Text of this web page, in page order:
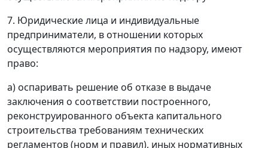
7. Юридические лица и индивидуальные
предприниматели, в отношении которых
осуществляются мероприятия по надзору, имеют
право:
а) оспаривать решение об отказе в выдаче
заключения о соответствии построенного,
реконструированного объекта капитального
строительства требованиям технических
регламентов (норм и правил), иных нормативных